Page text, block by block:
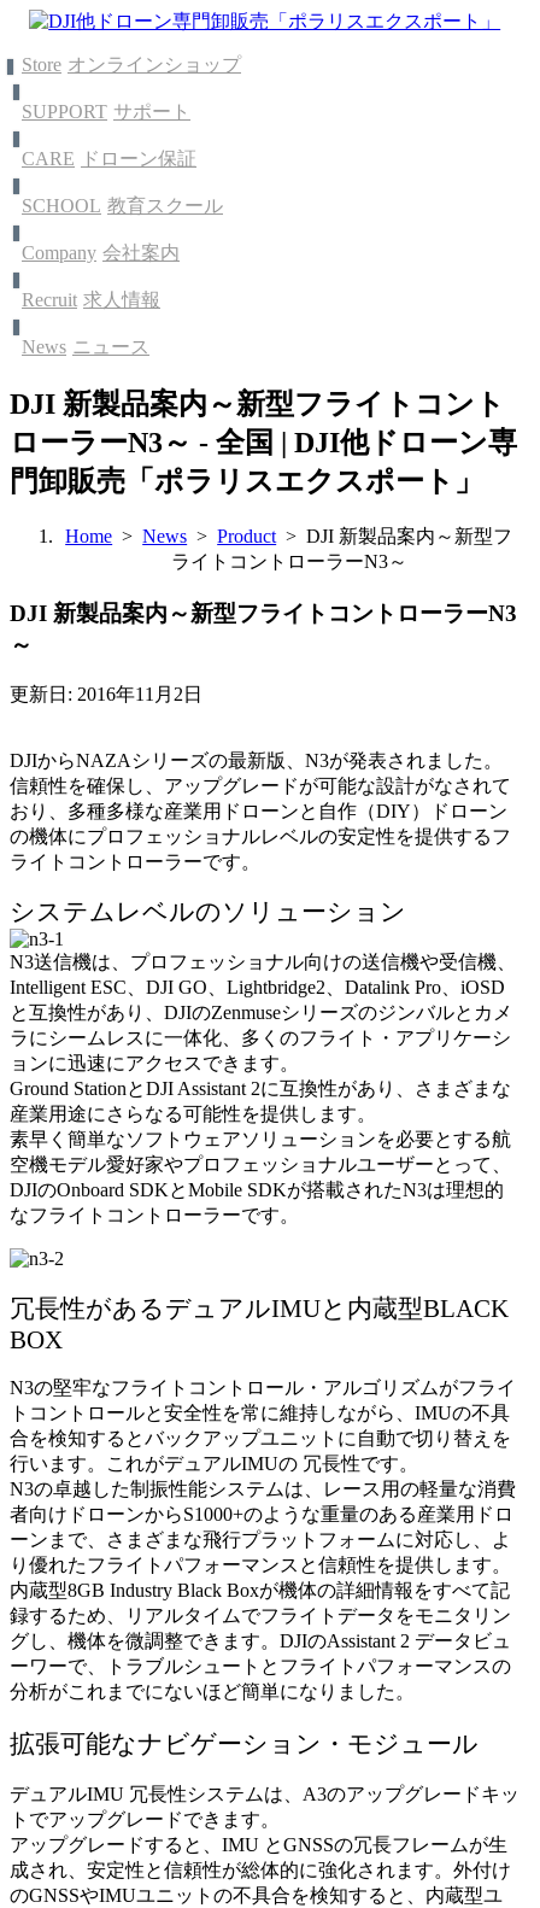
Store オンラインショップ
SUPPORT サポート
CARE ドローン保証
SCHOOL 教育スクール
Company 会社案内
Recruit 求人情報
News ニュース
DJI 新製品案内～新型フライトコント
ローラーN3～ - 全国 | DJI他ドローン専
門卸販売「ポラリスエクスポート」
Home >News >Product > DJI 新製品案内～新型フ
ライトコントローラーN3～
DJI 新製品案内～新型フライトコントローラーN3
～
更新日: 2016年11月2日
DJIからNAZAシリーズの最新版、N3が発表されました。
信頼性を確保し、アップグレードが可能な設計がなされて
おり、多種多様な産業用ドローンと自作（DIY）ドローン
の機体にプロフェッショナルレベルの安定性を提供するフ
ライトコントローラーです。
システムレベルのソリューション
N3送信機は、プロフェッショナル向けの送信機や受信機、
Intelligent ESC、DJI GO、Lightbridge2、Datalink Pro、iOSD
と互換性があり、DJIのZenmuseシリーズのジンバルとカメ
ラにシームレスに一体化、多くのフライト・アプリケーシ
ョンに迅速にアクセスできます。
Ground StationとDJI Assistant 2に互換性があり、さまざまな
産業用途にさらなる可能性を提供します。
素早く簡単なソフトウェアソリューションを必要とする航
空機モデル愛好家やプロフェッショナルユーザーとって、
DJIのOnboard SDKとMobile SDKが搭載されたN3は理想的
なフライトコントローラーです。
冗長性があるデュアルIMUと内蔵型BLACK
BOX
N3の堅牢なフライトコントロール・アルゴリズムがフライ
トコントロールと安全性を常に維持しながら、IMUの不具
合を検知するとバックアップユニットに自動で切り替えを
行います。これがデュアルIMUの 冗長性です。
N3の卓越した制振性能システムは、レース用の軽量な消費
者向けドローンからS1000+のような重量のある産業用ドロ
ーンまで、さまざまな飛行プラットフォームに対応し、よ
り優れたフライトパフォーマンスと信頼性を提供します。
内蔵型8GB Industry Black Boxが機体の詳細情報をすべて記
録するため、リアルタイムでフライトデータをモニタリン
グし、機体を微調整できます。DJIのAssistant 2 データビュ
ーワーで、トラブルシュートとフライトパフォーマンスの
分析がこれまでにないほど簡単になりました。
拡張可能なナビゲーション・モジュール
デュアルIMU 冗長性システムは、A3のアップグレードキッ
トでアップグレードできます。
アップグレードすると、IMU とGNSSの冗長フレームが生
成され、安定性と信頼性が総体的に強化されます。外付け
のGNSSやIMUユニットの不具合を検知すると、内蔵型ユ